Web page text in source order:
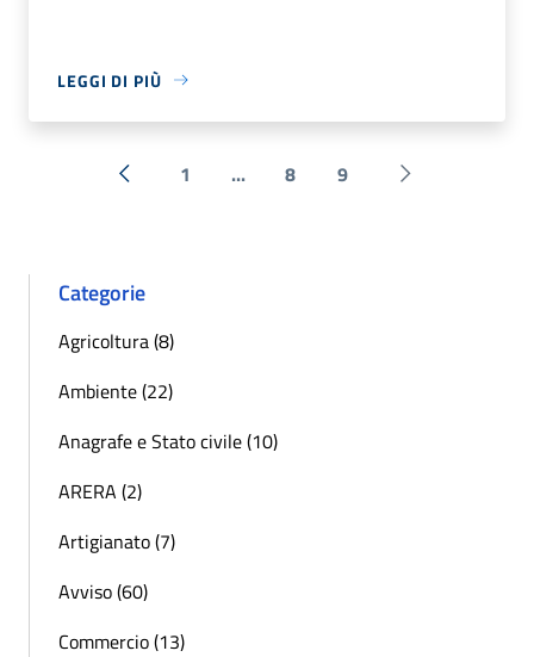
LEGGI DI PIÙ
« Precedente
1 ... 8 9 Successiva »
Categorie
Agricoltura (8)
Ambiente (22)
Anagrafe e Stato civile (10)
ARERA (2)
Artigianato (7)
Avviso (60)
Commercio (13)